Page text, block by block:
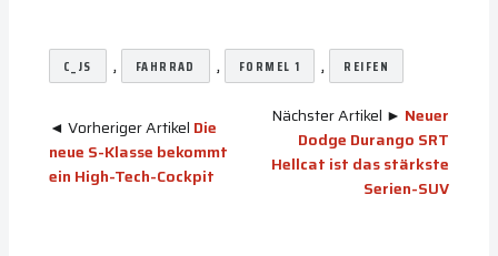
C_JS , FAHRRAD , FORMEL 1 , REIFEN
◄ Vorheriger Artikel Die
neue S-Klasse bekommt
ein High-Tech-Cockpit
Nächster Artikel ► Neuer
Dodge Durango SRT
Hellcat ist das stärkste
Serien-SUV